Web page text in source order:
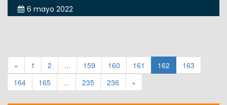
6 mayo 2022
« 1 2 ... 159 160 161 162
163
164
165 ... 235 236 »